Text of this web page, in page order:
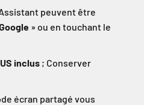
peuvent être
» ou en touchant le
inclus ; Conserver
écran partagé vous